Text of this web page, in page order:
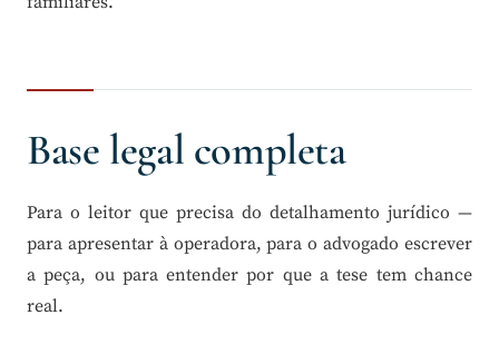
Base legal completa
Para o leitor que precisa do detalhamento jurídico —
para apresentar à operadora, para o advogado escrever
a peça, ou para entender por que a tese tem chance
real.